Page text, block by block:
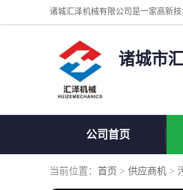
诸城市
公司首页
当前位置： 首页 > 供应商机 >